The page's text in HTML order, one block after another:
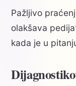
Pažljivo
olakšava
kada je u